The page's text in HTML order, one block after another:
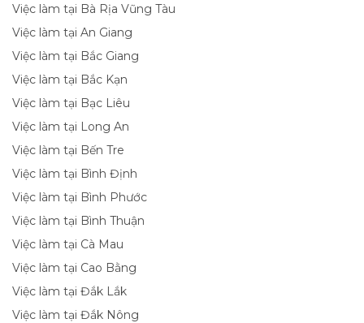
Việc làm tại Bà Rịa Vũng Tàu
Việc làm tại An Giang
Việc làm tại Bắc Giang
Việc làm tại Bắc Kạn
Việc làm tại Bạc Liêu
Việc làm tại Long An
Việc làm tại Bến Tre
Việc làm tại Bình Định
Việc làm tại Bình Phước
Việc làm tại Bình Thuận
Việc làm tại Cà Mau
Việc làm tại Cao Bằng
Việc làm tại Đắk Lắk
Việc làm tại Đắk Nông